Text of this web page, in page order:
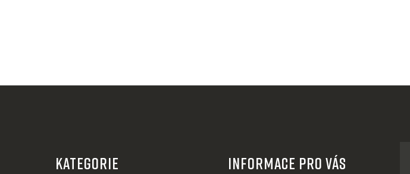
KATEGORIE Informace pro Vás